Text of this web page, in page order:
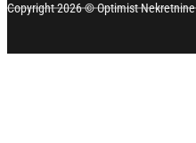
Copyright 2026 © Optimist Nekretnine